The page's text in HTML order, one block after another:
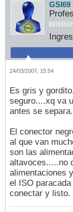
GSI69
24/03/2007, 15:54
Es gris y
seguro....xq va
antes se
El conector
al que van
son las
altavoces.....no
alimentaciones
el ISO
conectar y listo.